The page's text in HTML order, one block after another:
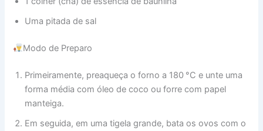
Uma pitada de sal
Modo de Preparo
Primeiramente, preaqueça o forno a 180 °C e unte uma
forma média com óleo de coco ou forre com papel
manteiga.
Em seguida, em uma tigela grande, bata os ovos com o